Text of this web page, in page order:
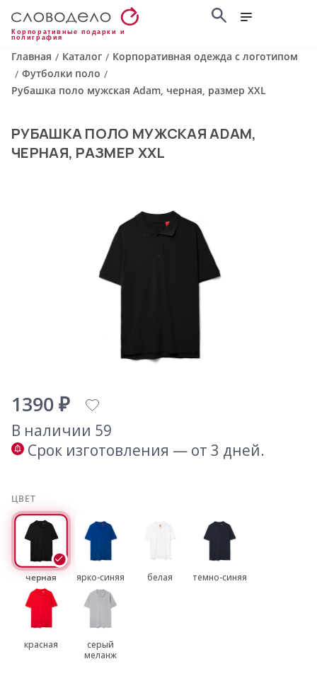
Корпоративные подарки и
полиграфия
Главная / Каталог / Корпоративная одежда с логотипом
/ Футболки поло /
Рубашка поло мужская Adam, черная, размер XXL
РУБАШКА ПОЛО МУЖСКАЯ ADAM,
ЧЕРНАЯ, РАЗМЕР XXL
1390 ₽
В наличии 59
Срок изготовления — от 3 дней.
ЦВЕТ
черная ярко-синяя белая темно-синяя
красная
серый
меланж